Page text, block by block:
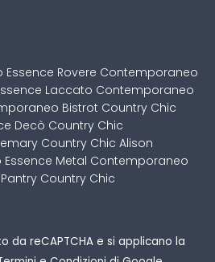
Essence Rovere Contemporaneo
Laccato Contemporaneo
Bistrot Country Chic
Decò Country Chic
Country Chic Alison
Essence Metal Contemporaneo
Pantry Country Chic
da reCAPTCHA e si applicano la